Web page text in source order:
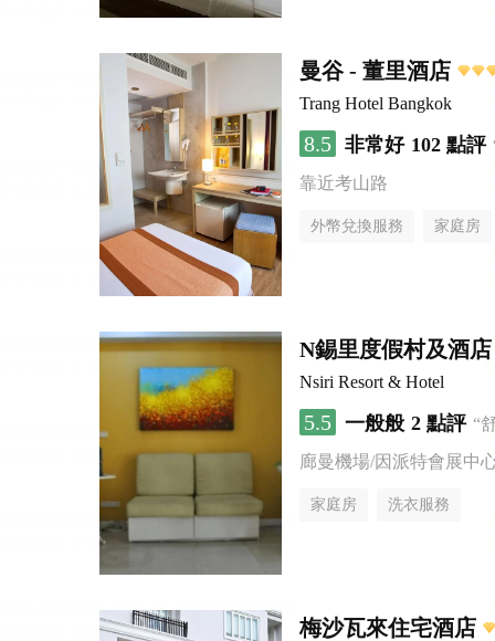
曼谷 - 董里酒店
Trang Hotel Bangkok
8.5 非常好 102 點評
靠近考山路
外幣兌換服務 家庭房
N錫里度假村及酒店
Nsiri Resort & Hotel
5.5 一般般 2 點評 “
廊曼機場/因派特會展中
家庭房 洗衣服務
梅沙瓦來住宅酒店